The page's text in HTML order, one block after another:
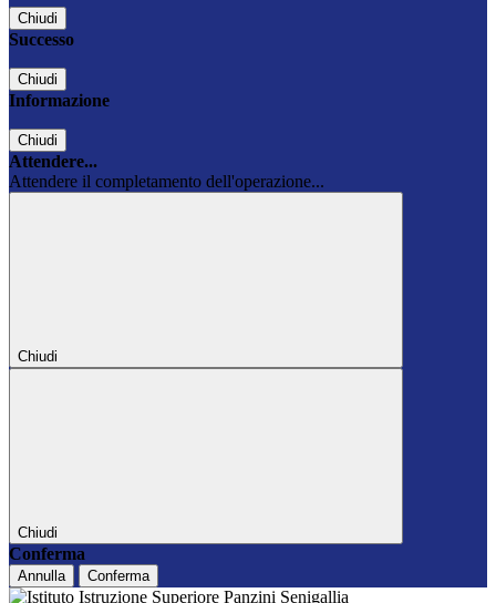
Chiudi
Successo
Chiudi
Informazione
Chiudi
Attendere...
Attendere il completamento dell'operazione...
Chiudi
Chiudi
Conferma
Annulla Conferma